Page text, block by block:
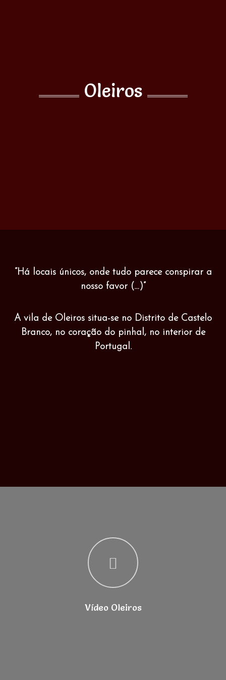
Oleiros
“Há locais únicos, onde tudo parece conspirar a
nosso favor (…)”
A vila de Oleiros situa-se no Distrito de Castelo
Branco, no coração do pinhal, no interior de
Portugal.
Vídeo Oleiros